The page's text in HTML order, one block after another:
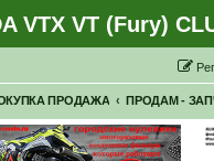
VTX VT (Fury)
Рег
ПРОДАЖА